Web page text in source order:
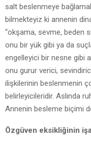
salt beslenmeye bağlamak
bilmekteyiz ki annenin
“okşama, sevme, beden
onu bir yük gibi ya da
engelleyici bir nesne gibi
onu gurur verici,
ilişkilerinin beslenmenin
belirleyicileridir. Aslında
Annenin besleme biçimi
Özgüven eksikliğinin